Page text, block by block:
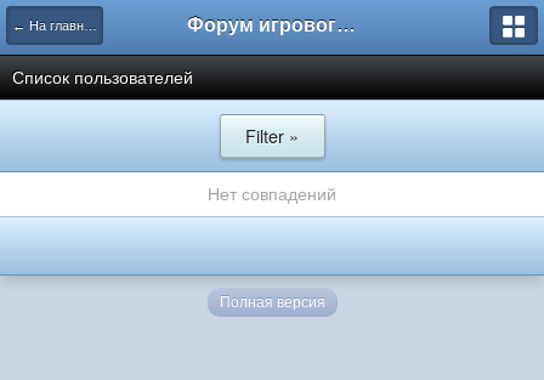
← На главную Форум игрового проекта Riverrise
Список пользователей
Filter »
Нет совпадений
Полная версия